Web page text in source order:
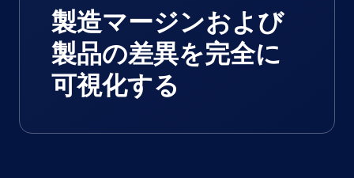
製造マージンおよび
製品の差異を完全に
可視化する